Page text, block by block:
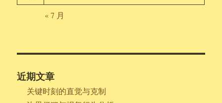
« 7 月
近期文章
关键时刻的直觉与克制